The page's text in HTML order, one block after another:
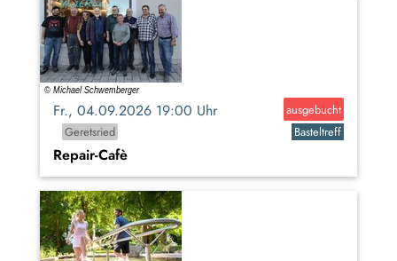
Fr., 04.09.2026 19:00 Uhr
ausgebucht
Geretsried
Basteltreff
Repair-Cafè